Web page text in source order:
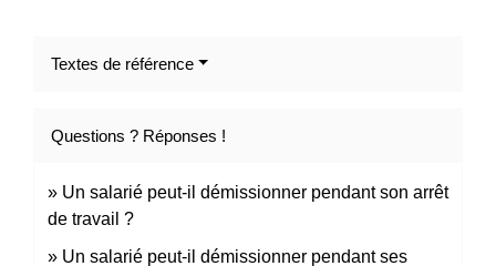
Textes de référence
Questions ? Réponses !
Un salarié peut-il démissionner pendant son arrêt
de travail ?
Un salarié peut-il démissionner pendant ses